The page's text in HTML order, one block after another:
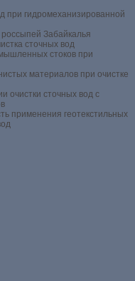
при гидромеханизированной
Забайкалья
сточных вод
стоков при
материалов при очистке
очистки сточных вод с
применения геотекстильных